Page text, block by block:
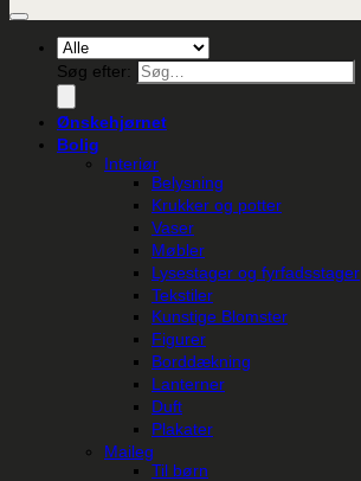
Søg efter:
Ønskehjørnet
Bolig
Interiør
Belysning
Krukker og potter
Vaser
Møbler
Lysestager og fyrfadsstager
Tekstiler
Kunstige Blomster
Figurer
Borddækning
Lanterner
Duft
Plakater
Maileg
Til børn